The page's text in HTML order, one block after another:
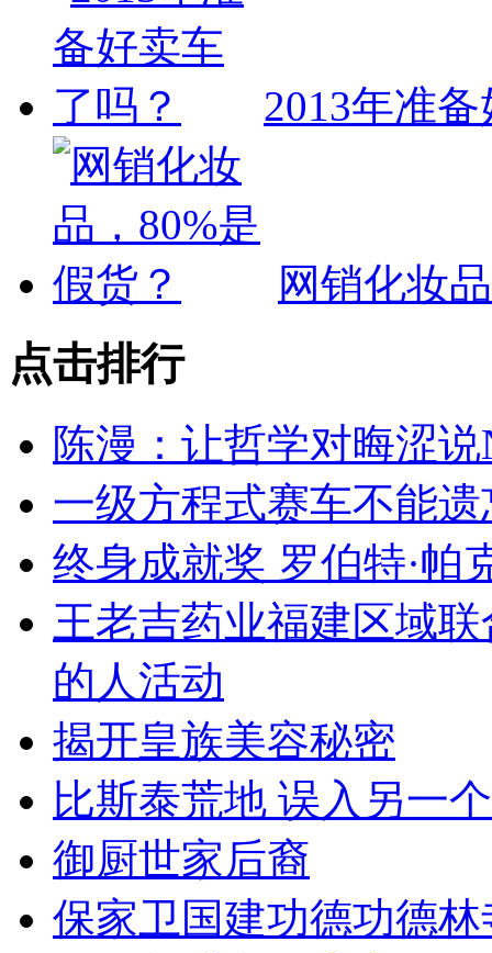
2013年准
网销化妆
点击排行
陈漫：让哲学对晦涩说
一级方程式赛车不能
终身成就奖 罗伯特·帕
王老吉药业福建区域
的人活动
揭开皇族美容秘密
比斯泰荒地 误入另一
御厨世家后裔
保家卫国建功德功德林